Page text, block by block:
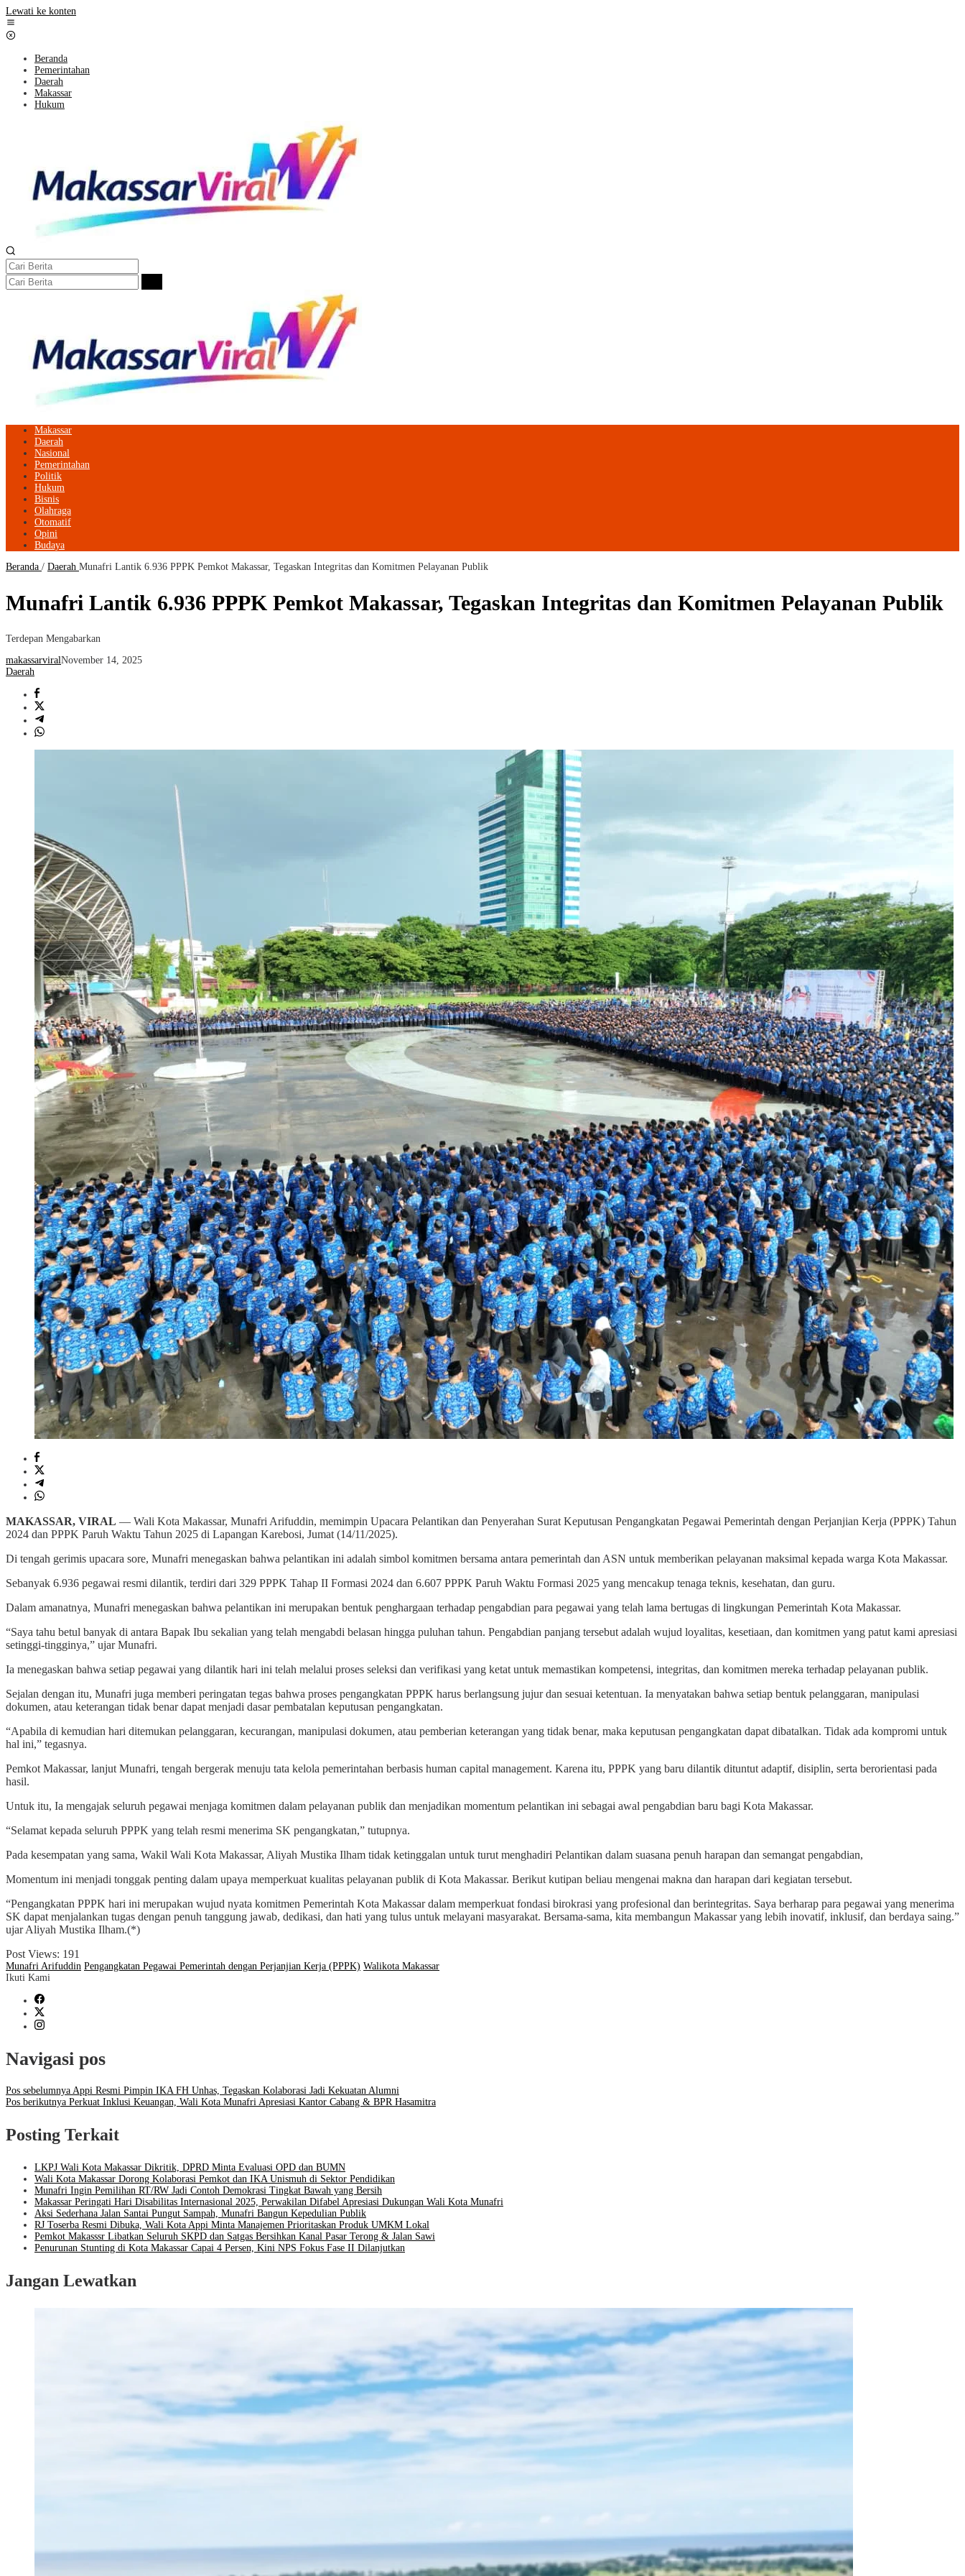
Lewati ke konten
Beranda
Pemerintahan
Daerah
Makassar
Hukum
Makassar
Daerah
Nasional
Pemerintahan
Politik
Hukum
Bisnis
Olahraga
Otomatif
Opini
Budaya
Beranda / Daerah Munafri Lantik 6.936 PPPK Pemkot Makassar, Tegaskan Integritas dan Komitmen Pelayanan Publik
Munafri Lantik 6.936 PPPK Pemkot Makassar, Tegaskan Integritas dan Komitmen Pelayanan Publik
Terdepan Mengabarkan
makassarviralNovember 14, 2025
Daerah
MAKASSAR, VIRAL — Wali Kota Makassar, Munafri Arifuddin, memimpin Upacara Pelantikan dan Penyerahan Surat Keputusan Pengangkatan Pegawai Pemerintah dengan Perjanjian Kerja (PPPK) Tahun
2024 dan PPPK Paruh Waktu Tahun 2025 di Lapangan Karebosi, Jumat (14/11/2025).
Di tengah gerimis upacara sore, Munafri menegaskan bahwa pelantikan ini adalah simbol komitmen bersama antara pemerintah dan ASN untuk memberikan pelayanan maksimal kepada warga Kota Makassar.
Sebanyak 6.936 pegawai resmi dilantik, terdiri dari 329 PPPK Tahap II Formasi 2024 dan 6.607 PPPK Paruh Waktu Formasi 2025 yang mencakup tenaga teknis, kesehatan, dan guru.
Dalam amanatnya, Munafri menegaskan bahwa pelantikan ini merupakan bentuk penghargaan terhadap pengabdian para pegawai yang telah lama bertugas di lingkungan Pemerintah Kota Makassar.
“Saya tahu betul banyak di antara Bapak Ibu sekalian yang telah mengabdi belasan hingga puluhan tahun. Pengabdian panjang tersebut adalah wujud loyalitas, kesetiaan, dan komitmen yang patut kami apresiasi
setinggi-tingginya,” ujar Munafri.
Ia menegaskan bahwa setiap pegawai yang dilantik hari ini telah melalui proses seleksi dan verifikasi yang ketat untuk memastikan kompetensi, integritas, dan komitmen mereka terhadap pelayanan publik.
Sejalan dengan itu, Munafri juga memberi peringatan tegas bahwa proses pengangkatan PPPK harus berlangsung jujur dan sesuai ketentuan. Ia menyatakan bahwa setiap bentuk pelanggaran, manipulasi
dokumen, atau keterangan tidak benar dapat menjadi dasar pembatalan keputusan pengangkatan.
“Apabila di kemudian hari ditemukan pelanggaran, kecurangan, manipulasi dokumen, atau pemberian keterangan yang tidak benar, maka keputusan pengangkatan dapat dibatalkan. Tidak ada kompromi untuk
hal ini,” tegasnya.
Pemkot Makassar, lanjut Munafri, tengah bergerak menuju tata kelola pemerintahan berbasis human capital management. Karena itu, PPPK yang baru dilantik dituntut adaptif, disiplin, serta berorientasi pada
hasil.
Untuk itu, Ia mengajak seluruh pegawai menjaga komitmen dalam pelayanan publik dan menjadikan momentum pelantikan ini sebagai awal pengabdian baru bagi Kota Makassar.
“Selamat kepada seluruh PPPK yang telah resmi menerima SK pengangkatan,” tutupnya.
Pada kesempatan yang sama, Wakil Wali Kota Makassar, Aliyah Mustika Ilham tidak ketinggalan untuk turut menghadiri Pelantikan dalam suasana penuh harapan dan semangat pengabdian,
Momentum ini menjadi tonggak penting dalam upaya memperkuat kualitas pelayanan publik di Kota Makassar. Berikut kutipan beliau mengenai makna dan harapan dari kegiatan tersebut.
“Pengangkatan PPPK hari ini merupakan wujud nyata komitmen Pemerintah Kota Makassar dalam memperkuat fondasi birokrasi yang profesional dan berintegritas. Saya berharap para pegawai yang menerima
SK dapat menjalankan tugas dengan penuh tanggung jawab, dedikasi, dan hati yang tulus untuk melayani masyarakat. Bersama-sama, kita membangun Makassar yang lebih inovatif, inklusif, dan berdaya saing.”
ujar Aliyah Mustika Ilham.(*)
Post Views: 191
Munafri Arifuddin Pengangkatan Pegawai Pemerintah dengan Perjanjian Kerja (PPPK) Walikota Makassar
Ikuti Kami
Navigasi pos
Pos sebelumnya Appi Resmi Pimpin IKA FH Unhas, Tegaskan Kolaborasi Jadi Kekuatan Alumni
Pos berikutnya Perkuat Inklusi Keuangan, Wali Kota Munafri Apresiasi Kantor Cabang & BPR Hasamitra
Posting Terkait
LKPJ Wali Kota Makassar Dikritik, DPRD Minta Evaluasi OPD dan BUMN
Wali Kota Makassar Dorong Kolaborasi Pemkot dan IKA Unismuh di Sektor Pendidikan
Munafri Ingin Pemilihan RT/RW Jadi Contoh Demokrasi Tingkat Bawah yang Bersih
Makassar Peringati Hari Disabilitas Internasional 2025, Perwakilan Difabel Apresiasi Dukungan Wali Kota Munafri
Aksi Sederhana Jalan Santai Pungut Sampah, Munafri Bangun Kepedulian Publik
RJ Toserba Resmi Dibuka, Wali Kota Appi Minta Manajemen Prioritaskan Produk UMKM Lokal
Pemkot Makasssr Libatkan Seluruh SKPD dan Satgas Bersihkan Kanal Pasar Terong & Jalan Sawi
Penurunan Stunting di Kota Makassar Capai 4 Persen, Kini NPS Fokus Fase II Dilanjutkan
Jangan Lewatkan